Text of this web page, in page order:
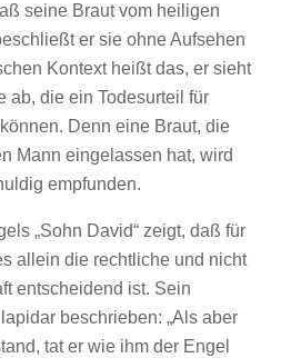
seine Braut vom heiligen
er sie ohne Aufsehen
Kontext heißt das, er sieht
ab, die ein Todesurteil für
Denn eine Braut, die
Mann eingelassen hat, wird
empfunden.
„Sohn David“ zeigt, daß für
allein die rechtliche und nicht
entscheidend ist. Sein
beschrieben: „Als aber
tat er wie ihm der Engel